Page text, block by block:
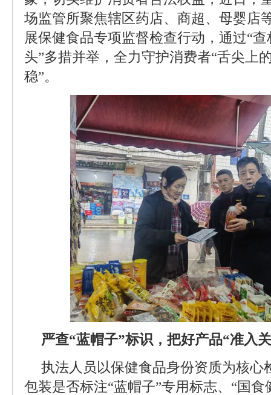
场监管所聚焦辖区药店、商超、母婴店
展保健食品专项监督检查行动，通过“
头”多措并举，全力守护消费者“舌尖上
稳”。
严查“蓝帽子”标识，把好产品“准入
执法人员以保健食品身份资质为核心
包装是否标注“蓝帽子”专用标志、“国